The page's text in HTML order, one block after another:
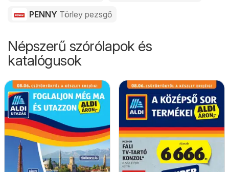
PENNY Törley pezsgő
Népszerű szórólapok és
katalógusok